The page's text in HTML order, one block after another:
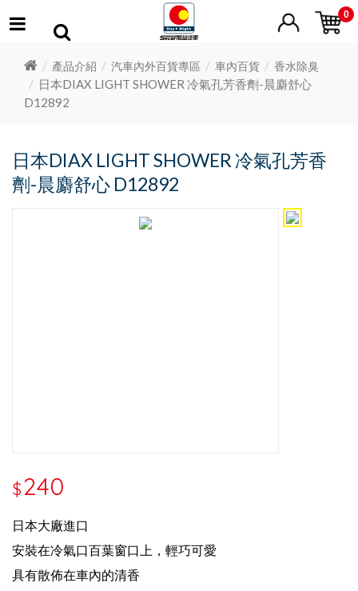
0
產品介紹 汽車內外百貨專區 車內百貨 香水除臭
日本DIAX LIGHT SHOWER 冷氣孔芳香劑-晨麝舒心
D12892
日本DIAX LIGHT SHOWER 冷氣孔芳香
劑-晨麝舒心 D12892
$240
日本大廠進口
安裝在冷氣口百葉窗口上，輕巧可愛
具有散佈在車內的清香